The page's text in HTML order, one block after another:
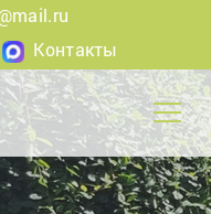
Контакты